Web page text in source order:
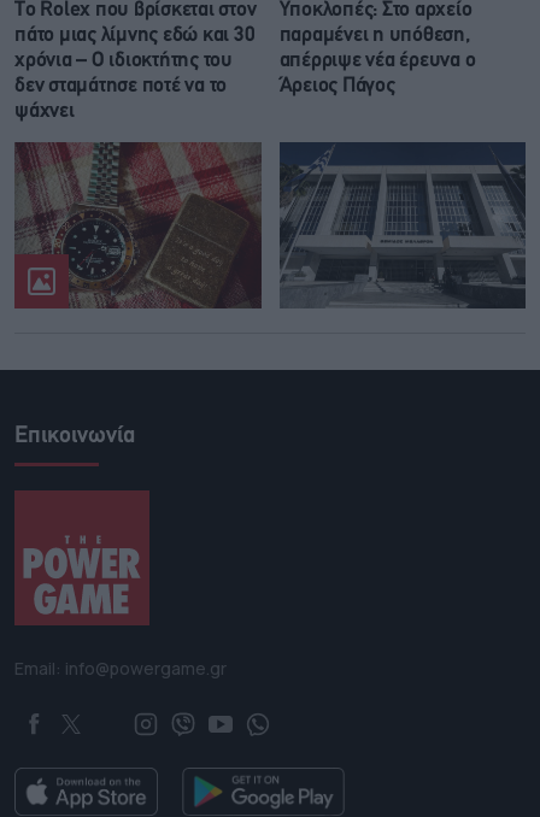
Το Rolex που βρίσκεται στον
πάτο μιας λίμνης εδώ και 30
χρόνια – Ο ιδιοκτήτης του
δεν σταμάτησε ποτέ να το
ψάχνει
Υποκλοπές: Στο αρχείο
παραμένει η υπόθεση,
απέρριψε νέα έρευνα ο
Άρειος Πάγος
Επικοινωνία
Email: info@powergame.gr